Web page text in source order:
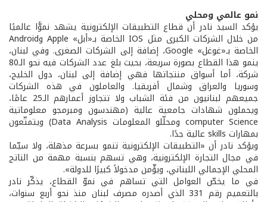
نمو عالمي ومحلي
يؤكد السيد نادر أن قطاع التطبيقات الإلكترونية يشهد نموًّا عالميًا
من خلال الشركات الكبرى مثل IOS الخاصة بـ«أبل» Apple وAndroid
الخاصة بـ«غوغل» Google، إضافة إلى الشركات الصغرى. وفي لبنان،
ينمو هذا القطاع بصورة سريعة، بحيث بلغ عدد الشركات فيه نحو الـ80
شركة، أما أسواق منتجاتها فهي إضافة إلى لبنان، دول الخليج،
وسوريا والعراق وشمال أفريقيا. والعاملون في هذه الشركات
جميعهم لبنانيون من فئة الشباب ولا تتجاوز أعمارهم الـ25 عامًا،
ويحملون شهادات جامعية عالية (مهندسون ومبرمجو معلوماتية
computer Science ومحلّلو المعلومات Data Analysis) ويتمتّعون
بمهارات skills عالية جدًا.
ويؤكد نادر أن «التطبيقات الإلكترونية تنمو بسرعة مذهلة، ولا سيّما
في مجال التجارة الإلكترونية، وهي تسهم بنسبة مهمة من الناتج
المحلي الإجمالي اللبناني، ويؤّمن مدخولاً كبيرًا للدولة».
في ما يخصّ العوامل التي تساهم في نموّ القطاع، يذكّر نادر
بالتعميم رقم 331 الذي أصدره مصرف لبنان منذ نحو أربع سنوات،